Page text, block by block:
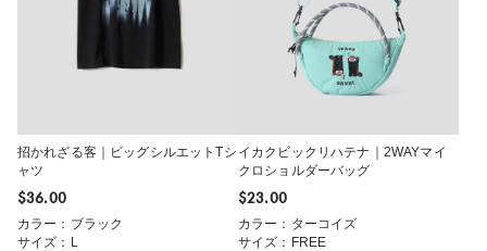
招かれざる客｜ビッグシルエットTシ
ャツ
$‌36.00
カラー：ブラック
サイズ：L
イカクビックリハテナ｜2WAYマイ
クロショルダーバッグ
$‌23.00
カラー：ターコイズ
サイズ：FREE